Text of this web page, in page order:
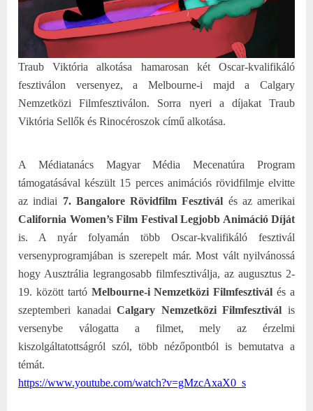
Traub Viktória alkotása hamarosan két Oscar-kvalifikáló
fesztiválon versenyez, a Melbourne-i majd a Calgary
Nemzetközi Filmfesztiválon. Sorra nyeri a díjakat Traub
Viktória Sellők és Rinocéroszok című alkotása.
A Médiatanács Magyar Média Mecenatúra Program
támogatásával készült 15 perces animációs rövidfilmje elvitte
az indiai 7. Bangalore Rövidfilm Fesztivál és az amerikai
California Women’s Film Festival Legjobb Animáció Díját
is. A nyár folyamán több Oscar-kvalifikáló fesztivál
versenyprogramjában is szerepelt már. Most vált nyilvánossá
hogy Ausztrália legrangosabb filmfesztiválja, az augusztus 2-
19. között tartó Melbourne-i Nemzetközi Filmfesztivál és a
szeptemberi kanadaiCalgary Nemzetközi Filmfesztivál is
versenybe válogatta a filmet, mely az érzelmi
kiszolgáltatottságról szól, több nézőpontból is bemutatva a
témát.
https://www.youtube.com/watch?v=gMzcAxaX0_s